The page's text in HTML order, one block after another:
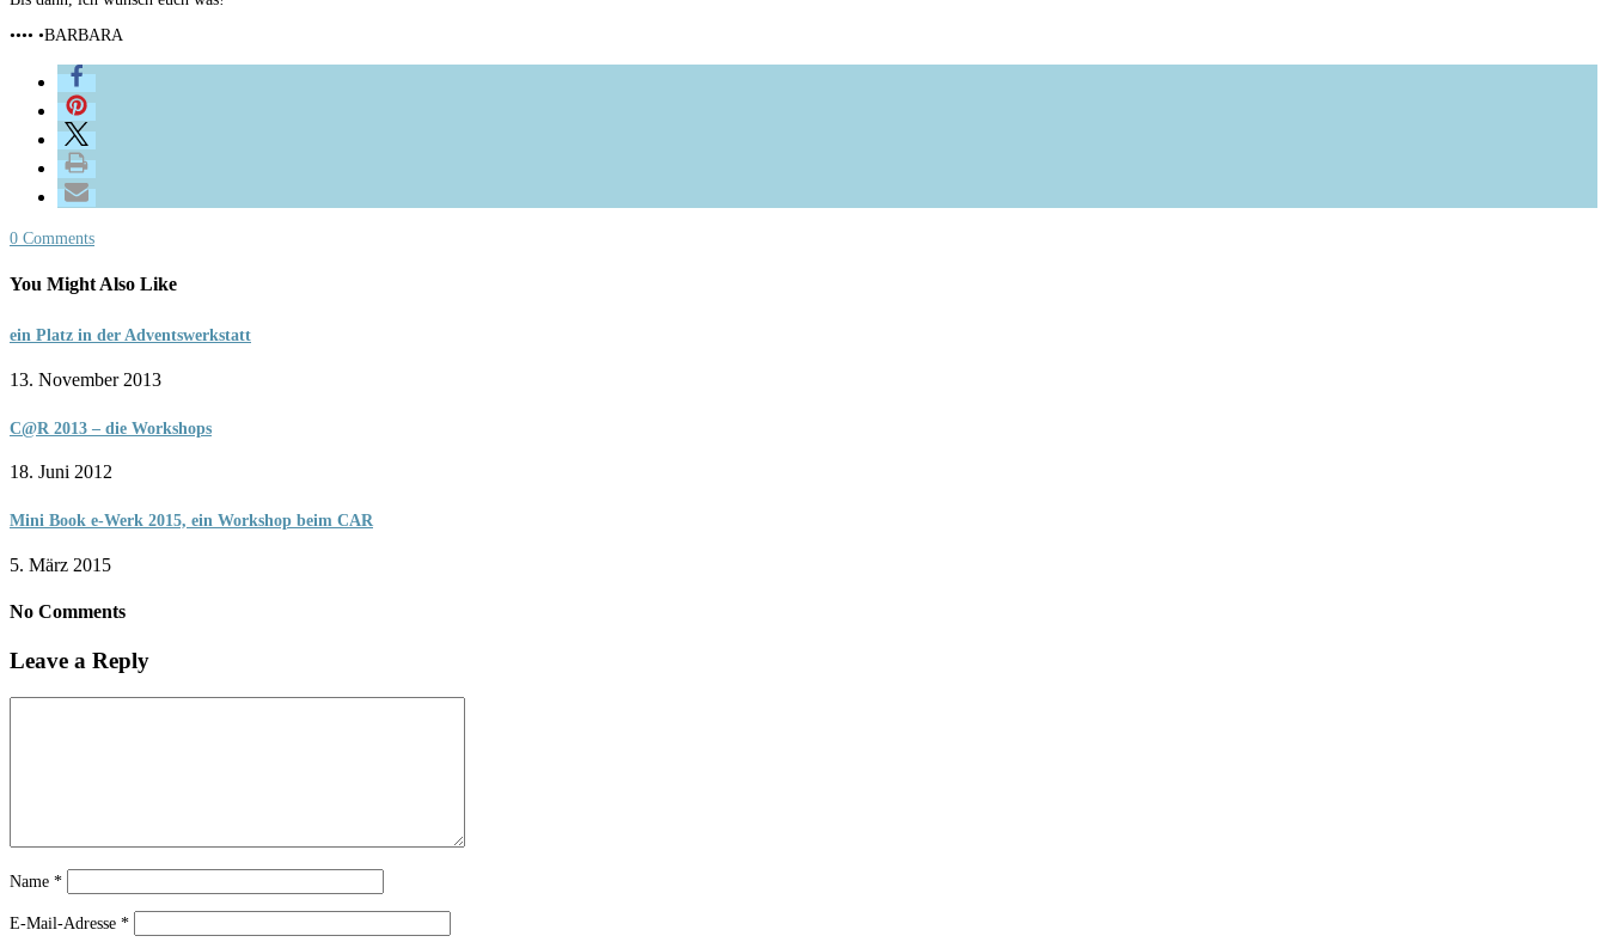
•••• •BARBARA
0 Comments
You Might Also Like
ein Platz in der Adventswerkstatt
13. November 2013
C@R 2013 – die Workshops
18. Juni 2012
Mini Book e-Werk 2015, ein Workshop beim CAR
5. März 2015
No Comments
Leave a Reply
Name *
E-Mail-Adresse *